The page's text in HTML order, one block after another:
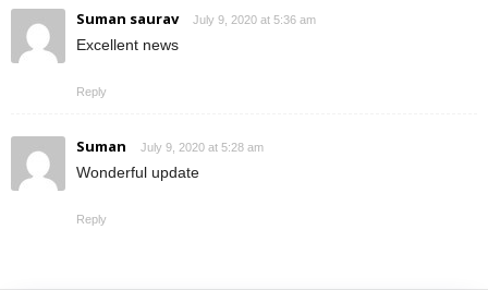
Suman saurav July 9, 2020 at 5:36 am
Excellent news
Reply
Suman July 9, 2020 at 5:28 am
Wonderful update
Reply